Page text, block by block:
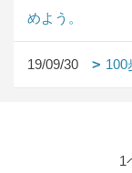
めよう。
19/09/30
1